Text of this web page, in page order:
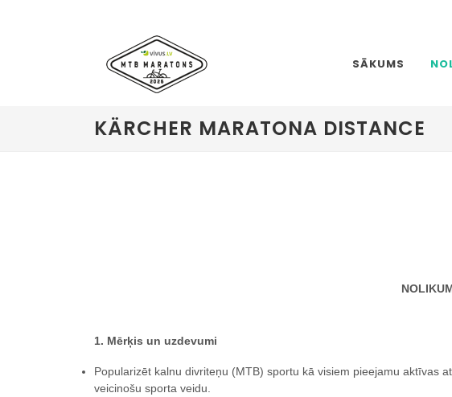
SĀKUMS
KÄRCHER MARATONA DISTANCE
1. Mērķis un uzdevumi
Popularizēt kalnu divriteņu (MTB) sportu kā visiem pieejamu aktīvas
veicinošu sporta veidu.